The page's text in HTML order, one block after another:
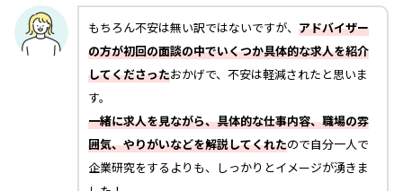
もちろん不安は無い訳ではないですが、 アドバイザー
の方が初回の面談の中でいくつか具体的な求人を紹介
してくださったおかげで、不安は軽減されたと思いま
す。
一緒に求人を見ながら、具体的な仕事内容、職場の雰
囲気、やりがいなどを解説してくれたので自分一人で
企業研究をするよりも、しっかりとイメージが湧きま